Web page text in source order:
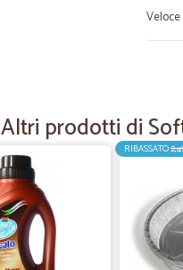
Sono
Altri prodotti di
RIBASSATO